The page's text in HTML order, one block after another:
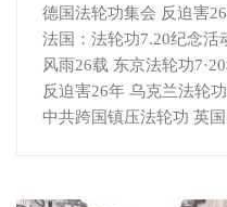
德国法轮功集会 反迫害
法国：法轮功7.20纪念活
风雨26载 东京法轮功
反迫害26年 乌克兰法轮
中共跨国镇压法轮功 英